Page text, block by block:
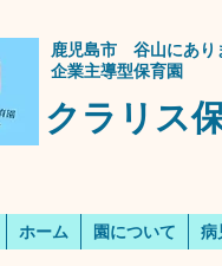
鹿児島市 谷山にあり
企業主導型保育園
クラリス
ホーム 園について 病